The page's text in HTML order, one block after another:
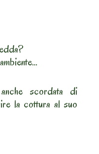
scordata di
la cottura al suo